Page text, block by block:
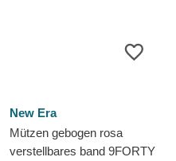
New Era
Mützen gebogen rosa
verstellbares band 9FORTY